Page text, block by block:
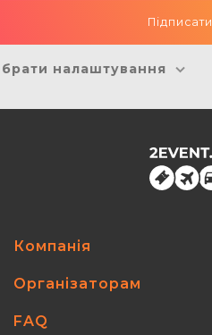
налаштування
Компанія
Організаторам
FAQ